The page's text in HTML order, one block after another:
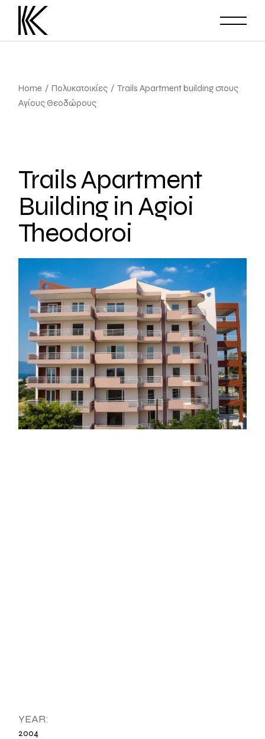
Home Πολυκατοικίες
Trails Apartment building στους
Αγίους Θεοδώρους
Trails Apartment
Building in Agioi
Theodoroi
YEAR:
2004